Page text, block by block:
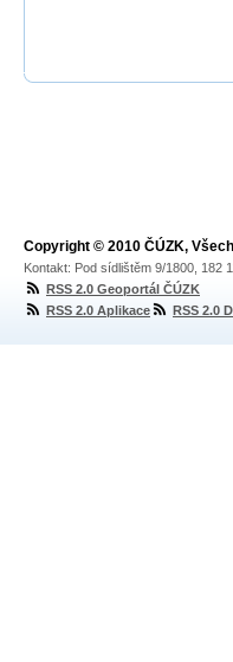
Copyright © 2010 ČÚZK,
Kontakt: Pod sídlištěm 9/1800, 182
RSS 2.0 Geoportál ČÚZK
RSS 2.0 Aplikace
RSS 2.0